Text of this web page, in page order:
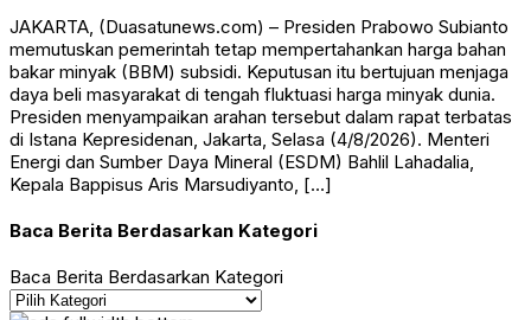
JAKARTA, (Duasatunews.com) – Presiden Prabowo Subianto
memutuskan pemerintah tetap mempertahankan harga bahan
bakar minyak (BBM) subsidi. Keputusan itu bertujuan menjaga
daya beli masyarakat di tengah fluktuasi harga minyak dunia.
Presiden menyampaikan arahan tersebut dalam rapat terbatas
di Istana Kepresidenan, Jakarta, Selasa (4/8/2026). Menteri
Energi dan Sumber Daya Mineral (ESDM) Bahlil Lahadalia,
Kepala Bappisus Aris Marsudiyanto, […]
Baca Berita Berdasarkan Kategori
Baca Berita Berdasarkan Kategori